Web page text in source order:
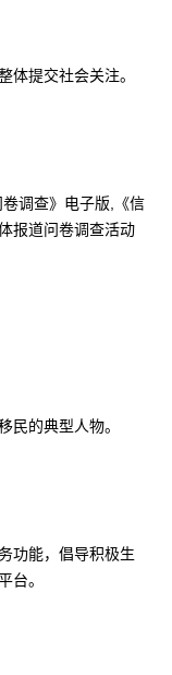
体提交社会关注。
调查》电子版,《信
报道问卷调查活动
民的典型人物。
功能，倡导积极生
台。